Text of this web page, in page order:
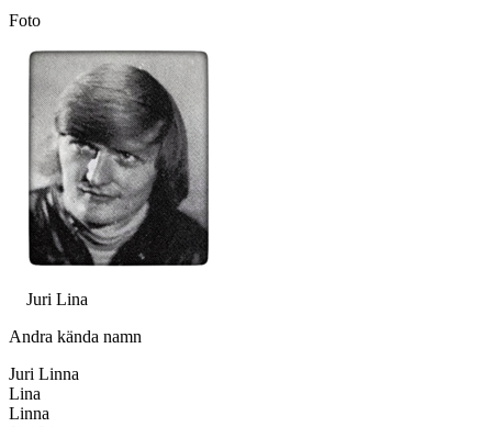
Foto
Juri Lina
Andra kända namn
Juri Linna
Lina
Linna